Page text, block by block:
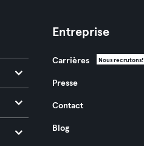
Entreprise
Carrières Nous recrutons!
Presse
Contact
Blog